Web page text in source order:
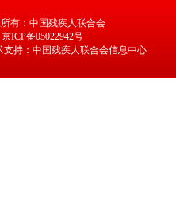
有：中国残疾人联合会
京ICP备05022942号
支持：中国残疾人联合会信息中心